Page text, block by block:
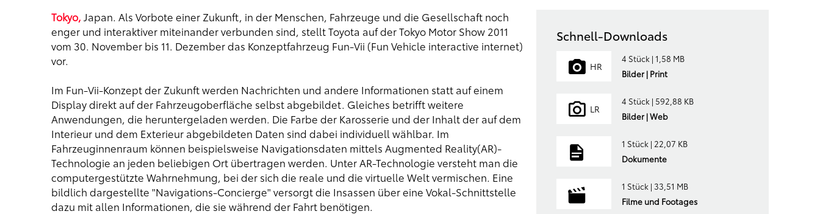
Tokyo, Japan. Als Vorbote einer Zukunft, in der Menschen, Fahrzeuge und die Gesellschaft noch
enger und interaktiver miteinander verbunden sind, stellt Toyota auf der Tokyo Motor Show 2011
vom 30. November bis 11. Dezember das Konzeptfahrzeug Fun-Vii (Fun Vehicle interactive internet)
vor.
Im Fun-Vii-Konzept der Zukunft werden Nachrichten und andere Informationen statt auf einem
Display direkt auf der Fahrzeugoberfläche selbst abgebildet. Gleiches betrifft weitere
Anwendungen, die heruntergeladen werden. Die Farbe der Karosserie und der Inhalt der auf dem
Interieur und dem Exterieur abgebildeten Daten sind dabei individuell wählbar. Im
Fahrzeuginnenraum können beispielsweise Navigationsdaten mittels Augmented Reality(AR)-
Technologie an jeden beliebigen Ort übertragen werden. Unter AR-Technologie versteht man die
computergestützte Wahrnehmung, bei der sich die reale und die virtuelle Welt vermischen. Eine
bildlich dargestellte "Navigations-Concierge" versorgt die Insassen über eine Vokal-Schnittstelle
dazu mit allen Informationen, die sie während der Fahrt benötigen.
Schnell-Downloads
HR
4 Stück | 1,58 MB
Bilder | Print
LR
4 Stück | 592,88 KB
Bilder | Web
1 Stück | 22,07 KB
Dokumente
1 Stück | 33,51 MB
Filme und Footages